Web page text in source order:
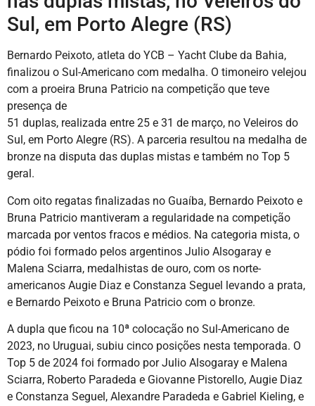
Sul, em Porto Alegre (RS)
Bernardo Peixoto, atleta do YCB – Yacht Clube da Bahia,
finalizou o Sul-Americano com medalha. O timoneiro velejou
com a proeira Bruna Patricio na competição que teve
presença de
51 duplas, realizada entre 25 e 31 de março, no Veleiros do
Sul, em Porto Alegre (RS). A parceria resultou na medalha de
bronze na disputa das duplas mistas e também no Top 5
geral.
Com oito regatas finalizadas no Guaíba, Bernardo Peixoto e
Bruna Patricio mantiveram a regularidade na competição
marcada por ventos fracos e médios. Na categoria mista, o
pódio foi formado pelos argentinos Julio Alsogaray e
Malena Sciarra, medalhistas de ouro, com os norte-
americanos Augie Diaz e Constanza Seguel levando a prata,
e Bernardo Peixoto e Bruna Patricio com o bronze.
A dupla que ficou na 10ª colocação no Sul-Americano de
2023, no Uruguai, subiu cinco posições nesta temporada. O
Top 5 de 2024 foi formado por Julio Alsogaray e Malena
Sciarra, Roberto Paradeda e Giovanne Pistorello, Augie Diaz
e Constanza Seguel, Alexandre Paradeda e Gabriel Kieling, e